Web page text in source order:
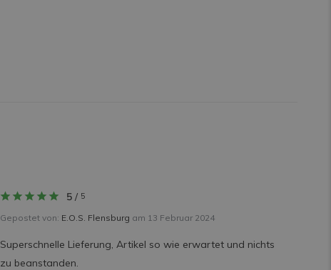
5 / 5
Gepostet von: E.O.S. Flensburg am 13 Februar 2024
Superschnelle Lieferung, Artikel so wie erwartet und nichts
zu beanstanden.